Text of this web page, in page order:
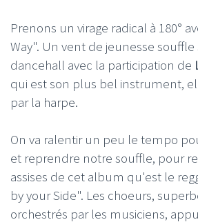
Prenons un virage radical à 180°
Way". Un vent de jeunesse souffle
dancehall avec la participation de
qui est son plus bel instrument,
par la harpe.
On va ralentir un peu le tempo
et reprendre notre souffle, pour
assises de cet album qu'est le
by your Side". Les choeurs,
orchestrés par les musiciens,